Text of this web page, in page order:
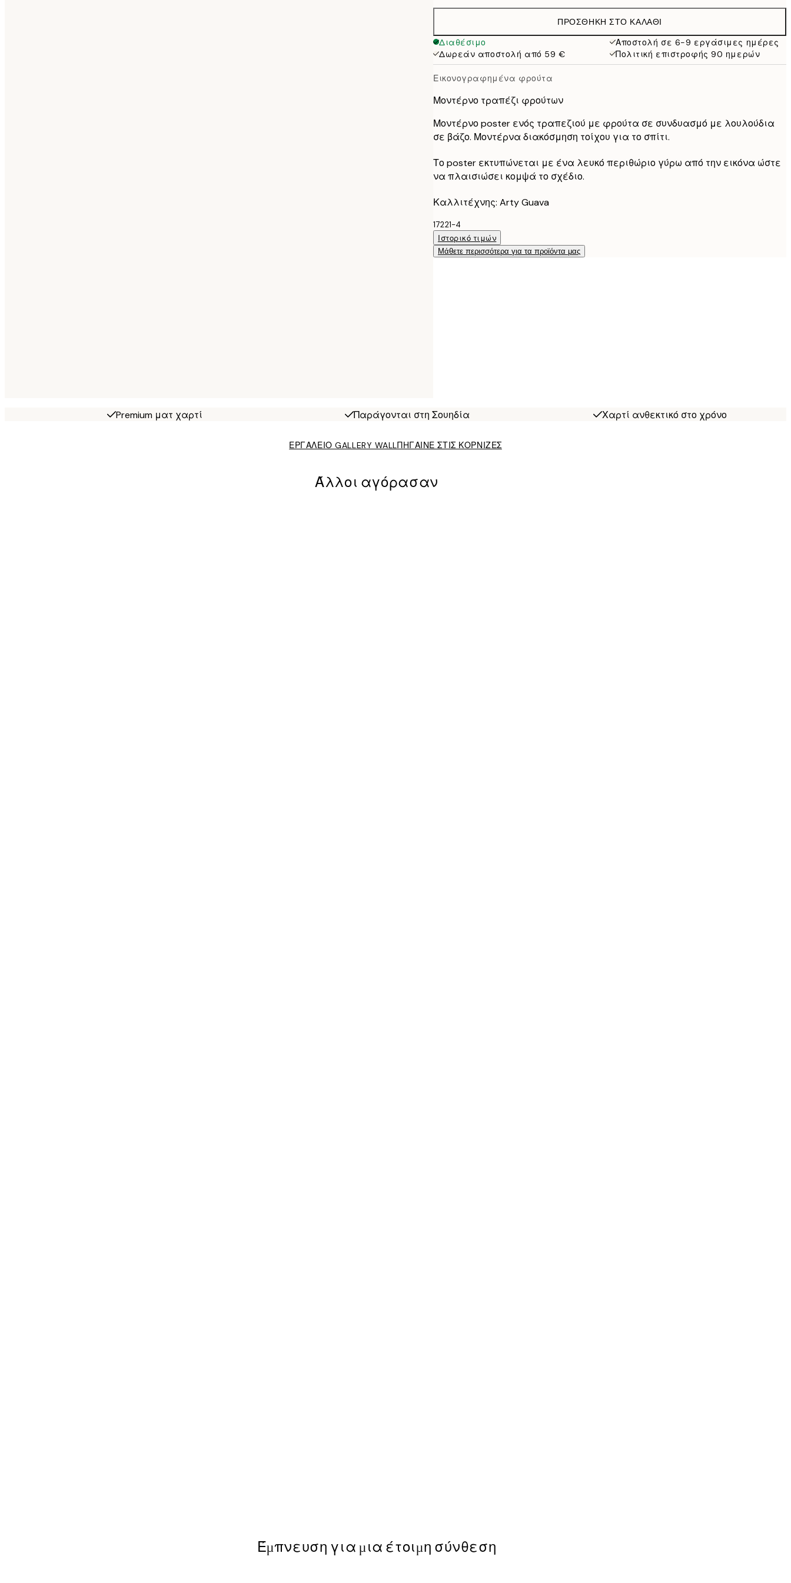
19,95 €
32,45 €
ΠΡΟΣΘΉΚΗ ΣΤΟ ΚΑΛΆΘΙ
Διαθέσιμο
Αποστολή σε 6-9 εργάσιμες ημέρες
Δωρεάν αποστολή από 59 €
Πολιτική επιστροφής 90 ημερών
Εικονογραφημένα φρούτα
Μοντέρνο τραπέζι φρούτων
Μοντέρνο poster ενός τραπεζιού με φρούτα σε συνδυασμό με λουλούδια
σε βάζο. Μοντέρνα διακόσμηση τοίχου για το σπίτι.
Το poster εκτυπώνεται με ένα λευκό περιθώριο γύρω από την εικόνα ώστε
να πλαισιώσει κομψά το σχέδιο.
Καλλιτέχνης: Arty Guava
17221-4
Ιστορικό τιμών
Μάθετε περισσότερα για τα προϊόντα μας
Premium ματ χαρτί Παράγονται στη Σουηδία Χαρτί ανθεκτικό στο χρόνο
ΕΡΓΑΛΕΙΟ GALLERY WALLΠΗΓΑΙΝΕ ΣΤΙΣ ΚΟΡΝΙΖΕΣ
Άλλοι αγόρασαν
Έμπνευση για μια έτοιμη σύνθεση